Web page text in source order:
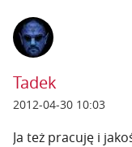
Tadek
2012-04-30 10:03
Ja też pracuję i